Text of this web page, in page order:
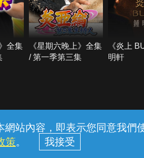
站內容，即表示您同意我們
策。
全集
《星期六晚上》全集
/ 第一季第三集
《炎上
明軒
保護
© 2026